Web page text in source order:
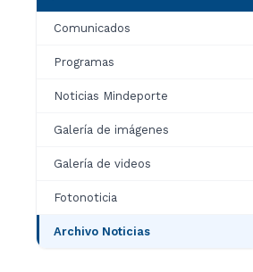
Comunicados
Programas
Noticias Mindeporte
Galería de imágenes
Galería de videos
Fotonoticia
Archivo Noticias